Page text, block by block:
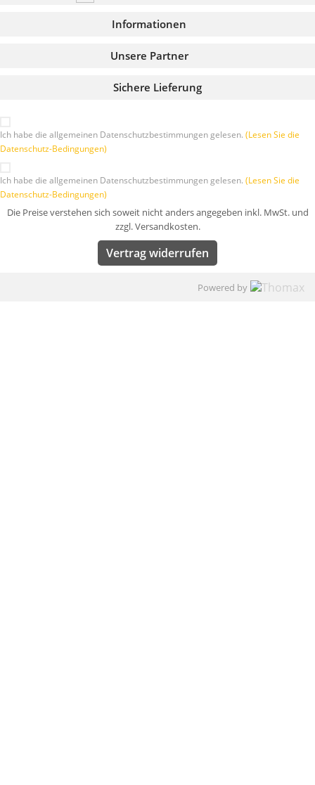
Informationen
Sichere Lieferung
Unsere Partner
Ich habe die allgemeinen Datenschutzbestimmungen gelesen. (Lesen Sie die
Datenschutz-Bedingungen)
Ich habe die allgemeinen Datenschutzbestimmungen gelesen. (Lesen Sie die
Datenschutz-Bedingungen)
Die Preise verstehen sich soweit nicht anders angegeben inkl. MwSt. und
zzgl. Versandkosten.
Vertrag widerrufen
Powered by